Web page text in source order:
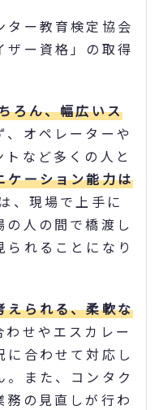
ター教育検定協会
ザー資格」の取得
ろん、幅広いス
、オペレーターや
など多くの人と
ケーション能力は
、現場で上手に
人の間で橋渡し
れることになり
えられる、柔軟な
わせやエスカレー
に合わせて対応し
。また、コンタク
務の見直しが行わ